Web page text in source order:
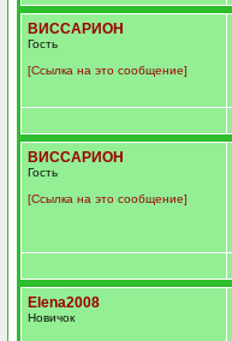
ВИССАРИОН
Гость
[Ссылка на это сообщение]
ВИССАРИОН
Гость
[Ссылка на это сообщение]
Elena2008
Новичок